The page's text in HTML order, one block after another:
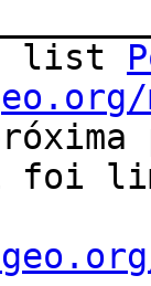
list
foi